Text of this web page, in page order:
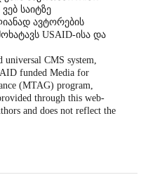
საიტზე
ავტორების
USAID-ისა და
universal CMS system,
funded Media for
(MTAG) program,
through this web-
and does not reflect the